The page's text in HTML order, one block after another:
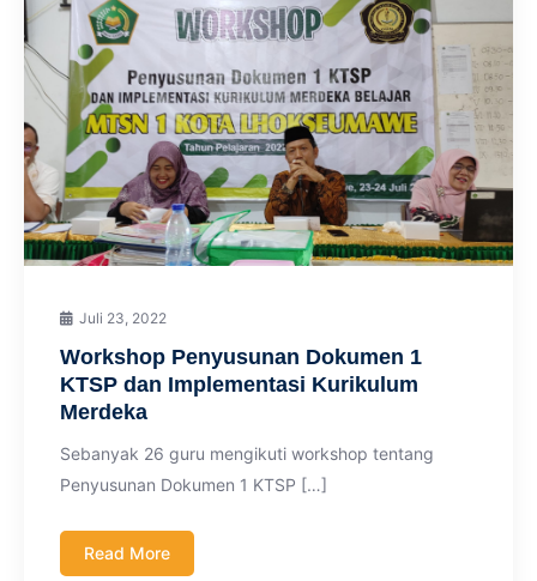
Juli 23, 2022
Workshop Penyusunan Dokumen 1
KTSP dan Implementasi Kurikulum
Merdeka
Sebanyak 26 guru mengikuti workshop tentang
Penyusunan Dokumen 1 KTSP […]
Read More